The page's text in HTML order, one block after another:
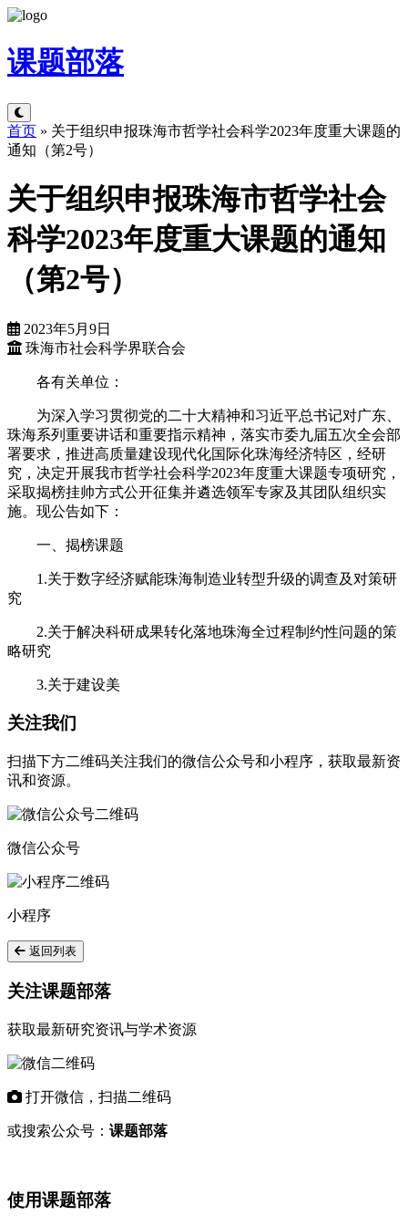
课题部落
首页 » 关于组织申报珠海市哲学社会科学2023年度重大课题的
通知（第2号）
关于组织申报珠海市哲学社会
科学2023年度重大课题的通知
（第2号）
2023年5月9日
珠海市社会科学界联合会
各有关单位：
为深入学习贯彻党的二十大精神和习近平总书记对广东、
珠海系列重要讲话和重要指示精神，落实市委九届五次全会部
署要求，推进高质量建设现代化国际化珠海经济特区，经研
究，决定开展我市哲学社会科学2023年度重大课题专项研究，
采取揭榜挂帅方式公开征集并遴选领军专家及其团队组织实
施。现公告如下：
一、揭榜课题
1.关于数字经济赋能珠海制造业转型升级的调查及对策研
究
2.关于解决科研成果转化落地珠海全过程制约性问题的策
略研究
3.关于建设美
关注我们
扫描下方二维码关注我们的微信公众号和小程序，获取最新资
讯和资源。
微信公众号
小程序
返回列表
关注课题部落
获取最新研究资讯与学术资源
打开微信，扫描二维码
或搜索公众号： 课题部落
使用课题部落